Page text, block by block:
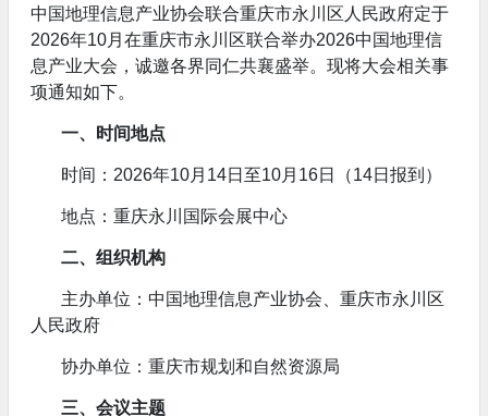
中国地理信息产业协会联合重庆市永川区人民政府定于
2026年10月在重庆市永川区联合举办2026中国地理信
息产业大会，诚邀各界同仁共襄盛举。现将大会相关事
项通知如下。
一、时间地点
时间：2026年10月14日至10月16日（14日报到）
地点：重庆永川国际会展中心
二、组织机构
主办单位：中国地理信息产业协会、重庆市永川区
人民政府
协办单位：重庆市规划和自然资源局
三、会议主题